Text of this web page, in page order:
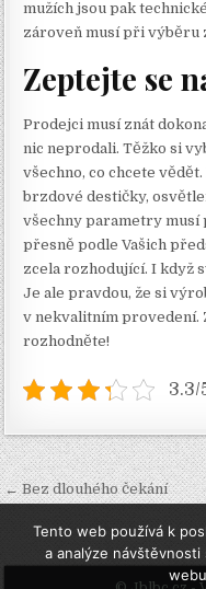
mužích jsou pak
zároveň musí při výběru
Zeptejte se
Prodejci musí znát
nic neprodali. Těžko si
všechno, co chcete
brzdové destičky,
všechny parametry musí
přesně podle Vašich
zcela rozhodující. I když
Je ale pravdou, že si
v nekvalitním provedení.
rozhodněte!
3.3/
Navigace
pro
příspěvek
← Bez dlouhého čekání
Tento web používá k
a analýze